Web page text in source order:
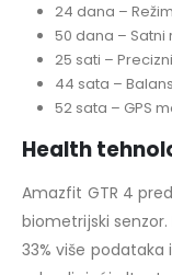
24 dana –
50 dana – Satni
25 sati –
44 sata –
52 sata – GPS
Health
Amazfit GTR 4
biometrijski senzor.
33% više